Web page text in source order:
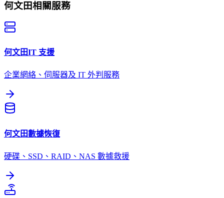
何文田相關服務
何文田IT 支援
企業網絡、伺服器及 IT 外判服務
何文田數據恢復
硬碟、SSD、RAID、NAS 數據救援